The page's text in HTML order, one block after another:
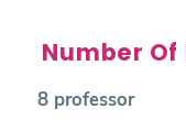
Number
8 professor